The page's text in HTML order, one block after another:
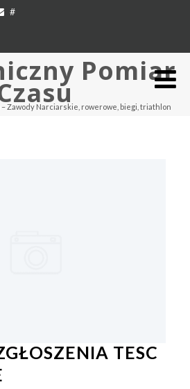
#
Pomiar
Zawody Narciarskie, rowerowe, biegi, triathlon
TESC